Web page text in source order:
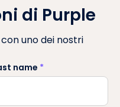
di Purple
uno dei nostri
name *